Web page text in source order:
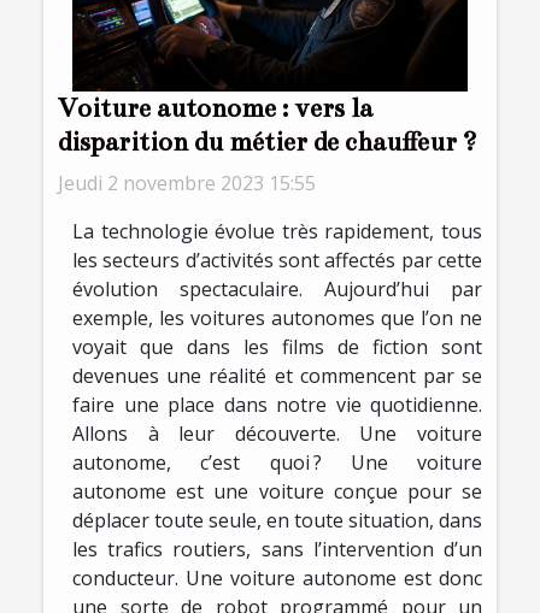
Voiture autonome : vers la
disparition du métier de chauffeur ?
Jeudi 2 novembre 2023 15:55
La technologie évolue très rapidement, tous
les secteurs d’activités sont affectés par cette
évolution spectaculaire. Aujourd’hui par
exemple, les voitures autonomes que l’on ne
voyait que dans les films de fiction sont
devenues une réalité et commencent par se
faire une place dans notre vie quotidienne.
Allons à leur découverte. Une voiture
autonome, c’est quoi ? Une voiture
autonome est une voiture conçue pour se
déplacer toute seule, en toute situation, dans
les trafics routiers, sans l’intervention d’un
conducteur. Une voiture autonome est donc
une sorte de robot programmé pour un